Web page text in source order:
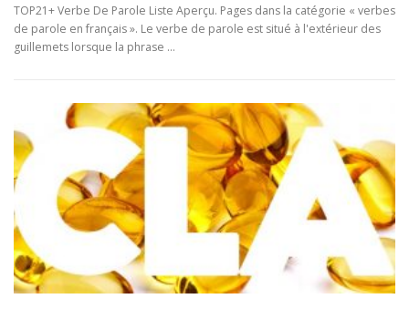
TOP21+ Verbe De Parole Liste Aperçu. Pages dans la catégorie « verbes
de parole en français ». Le verbe de parole est situé à l'extérieur des
guillemets lorsque la phrase …